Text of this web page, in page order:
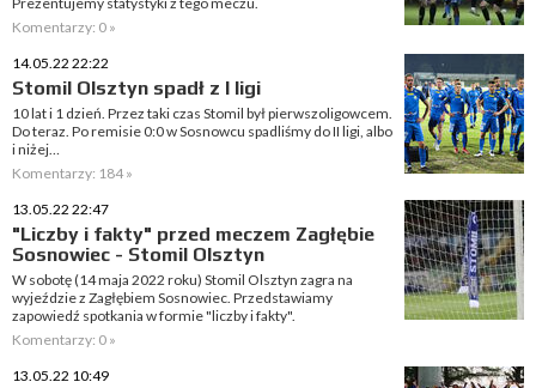
Komentarzy: 0 »
14.05.22 22:22
Stomil Olsztyn spadł z I ligi
10 lat i 1 dzień. Przez taki czas Stomil był pierwszoligowcem.
Do teraz. Po remisie 0:0 w Sosnowcu spadliśmy do II ligi, albo
i niżej…
Komentarzy: 184 »
13.05.22 22:47
"Liczby i fakty" przed meczem Zagłębie
Sosnowiec - Stomil Olsztyn
W sobotę (14 maja 2022 roku) Stomil Olsztyn zagra na
wyjeździe z Zagłębiem Sosnowiec. Przedstawiamy
zapowiedź spotkania w formie "liczby i fakty".
Komentarzy: 0 »
13.05.22 10:49